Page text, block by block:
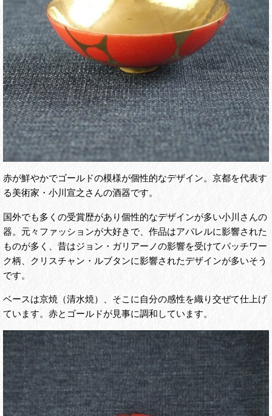
赤が鮮やかでゴールドの模様が個性的なデザイン。京都を代表す
る美術家・小川宣之さんの酒器です。
国外でも多くの受賞歴があり個性的なデザインが多い小川さんの
器。元々ファッションが大好きで、作品はアパレルに影響された
ものが多く、昔はジョン・ガリアーノの影響を受けてパッチワー
ク柄、クリスチャン・ルブタンに影響されたデザインが多いそう
です。
ベースは京焼（清水焼）、そこに自分の感性を織り交ぜて仕上げ
ています。赤とゴールドが見事に調和しています。